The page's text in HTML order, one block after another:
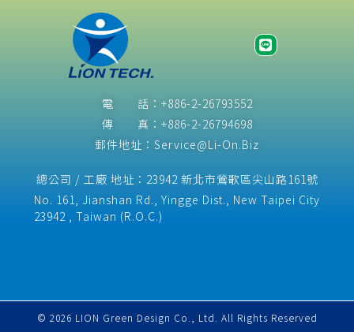
電 話：+886-2-26793552
傳 真：+886-2-26794698
郵件地址：Service@Li-On.Biz
總公司 / 工廠 地址：23942 新北市鶯歌區尖山路161號
No. 161, Jianshan Rd., Yingge Dist., New Taipei City
23942 , Taiwan (R.O.C.)​
© 2026 LION Green Design Co., Ltd. All Rights Reserved